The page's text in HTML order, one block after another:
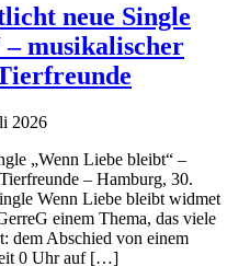
neue Single
musikalischer
2026
„Wenn Liebe bleibt“ –
– Hamburg, 30.
Wenn Liebe bleibt widmet
einem Thema, das viele
dem Abschied von einem
0 Uhr auf […]